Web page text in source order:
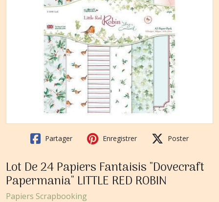
Partager Enregistrer Poster
Lot De 24 Papiers Fantaisis "Dovecraft
Papermania" LITTLE RED ROBIN
Papiers Scrapbooking